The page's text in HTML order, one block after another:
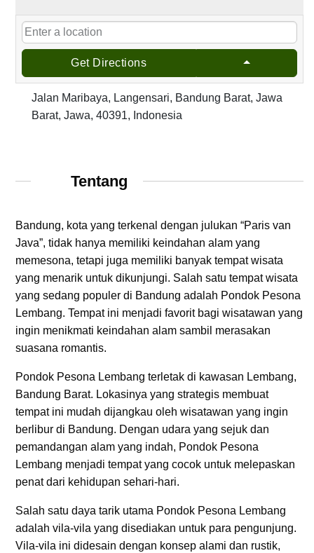
Get Directions
Jalan Maribaya, Langensari, Bandung Barat, Jawa
Barat, Jawa, 40391, Indonesia
Tentang
Bandung, kota yang terkenal dengan julukan “Paris van
Java”, tidak hanya memiliki keindahan alam yang
memesona, tetapi juga memiliki banyak tempat wisata
yang menarik untuk dikunjungi. Salah satu tempat wisata
yang sedang populer di Bandung adalah Pondok Pesona
Lembang. Tempat ini menjadi favorit bagi wisatawan yang
ingin menikmati keindahan alam sambil merasakan
suasana romantis.
Pondok Pesona Lembang terletak di kawasan Lembang,
Bandung Barat. Lokasinya yang strategis membuat
tempat ini mudah dijangkau oleh wisatawan yang ingin
berlibur di Bandung. Dengan udara yang sejuk dan
pemandangan alam yang indah, Pondok Pesona
Lembang menjadi tempat yang cocok untuk melepaskan
penat dari kehidupan sehari-hari.
Salah satu daya tarik utama Pondok Pesona Lembang
adalah vila-vila yang disediakan untuk para pengunjung.
Vila-vila ini didesain dengan konsep alami dan rustik,